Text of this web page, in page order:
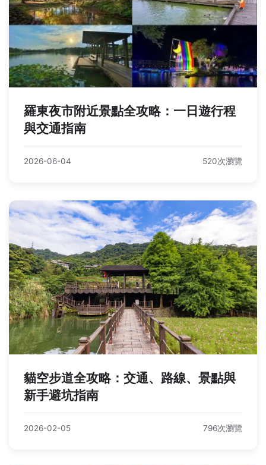
羅東夜市附近景點全攻略：一日遊行程
與交通指南
2026-06-04 520次瀏覽
貓空步道全攻略：交通、路線、景點與
新手避坑指南
2026-02-05 796次瀏覽